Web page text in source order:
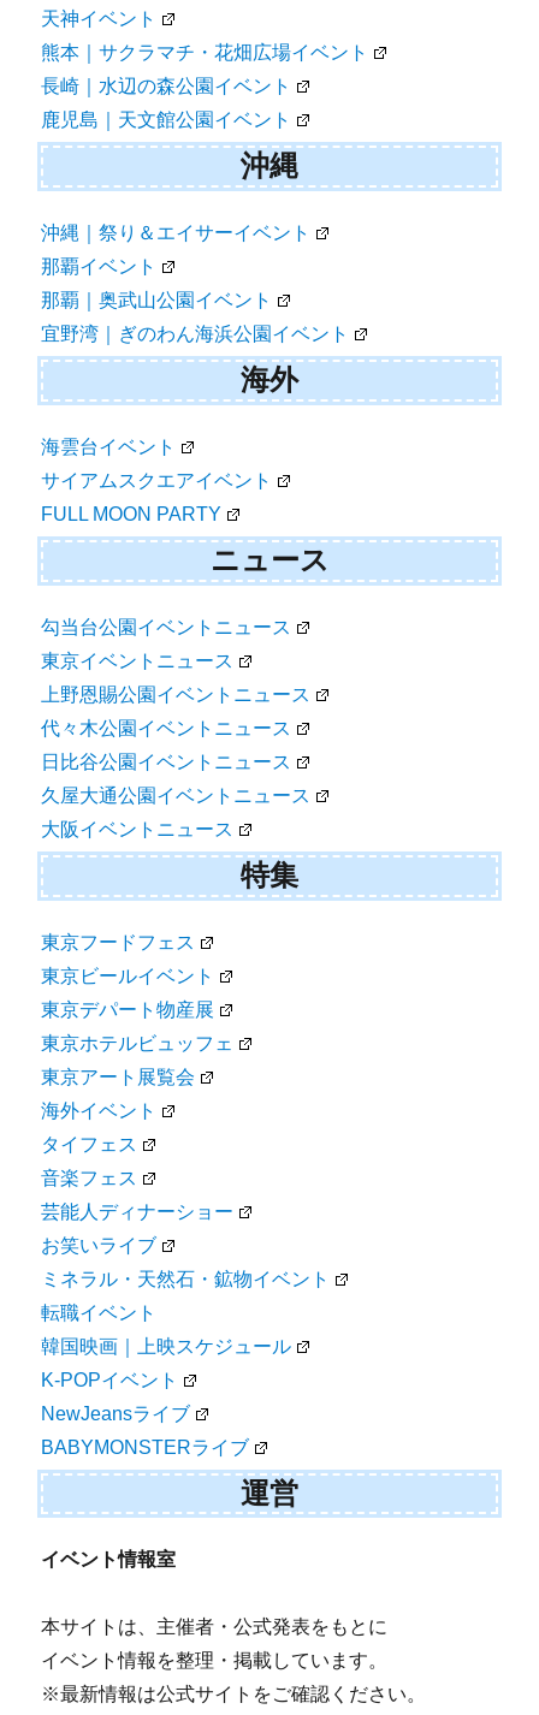
天神イベント
熊本｜サクラマチ・花畑広場イベント
長崎｜水辺の森公園イベント
鹿児島｜天文館公園イベント
沖縄
沖縄｜祭り＆エイサーイベント
那覇イベント
那覇｜奥武山公園イベント
宜野湾｜ぎのわん海浜公園イベント
海外
海雲台イベント
サイアムスクエアイベント
FULL MOON PARTY
ニュース
勾当台公園イベントニュース
東京イベントニュース
上野恩賜公園イベントニュース
代々木公園イベントニュース
日比谷公園イベントニュース
久屋大通公園イベントニュース
大阪イベントニュース
特集
東京フードフェス
東京ビールイベント
東京デパート物産展
東京ホテルビュッフェ
東京アート展覧会
海外イベント
タイフェス
音楽フェス
芸能人ディナーショー
お笑いライブ
ミネラル・天然石・鉱物イベント
転職イベント
韓国映画｜上映スケジュール
K-POPイベント
NewJeansライブ
BABYMONSTERライブ
運営
イベント情報室
本サイトは、主催者・公式発表をもとに
イベント情報を整理・掲載しています。
※最新情報は公式サイトをご確認ください。